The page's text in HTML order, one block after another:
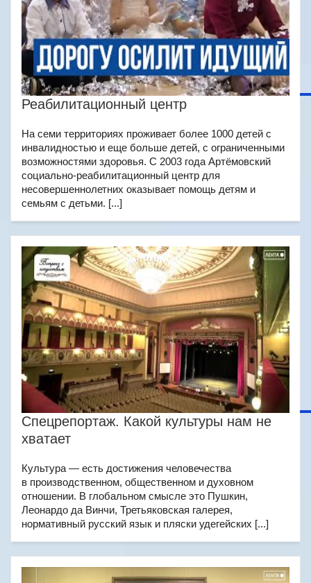
Реабилитационный центр
На семи территориях проживает более 1000 детей с
инвалидностью и еще больше детей, с ограниченными
возможностями здоровья. С 2003 года Артёмовский
социально-реабилитационный центр для
несовершеннолетних оказывает помощь детям и
семьям с детьми. [...]
Спецрепортаж. Какой культуры нам не
хватает
Культура — есть достижения человечества
в производственном, общественном и духовном
отношении. В глобальном смысле это Пушкин,
Леонардо да Винчи, Третьяковская галерея,
нормативный русский язык и пляски удегейских [...]